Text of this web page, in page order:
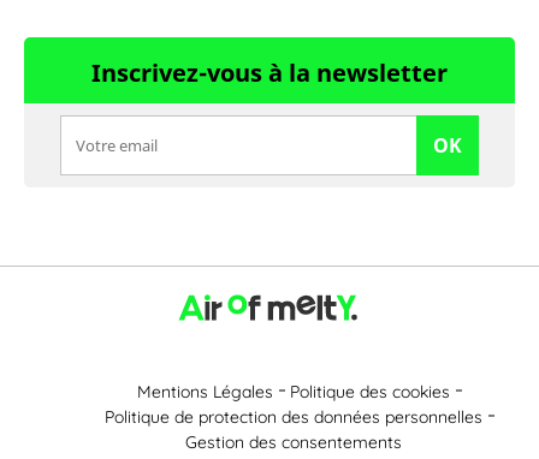
Inscrivez-vous à la newsletter
OK
Mentions Légales
Politique des cookies
Politique de protection des données personnelles
Gestion des consentements